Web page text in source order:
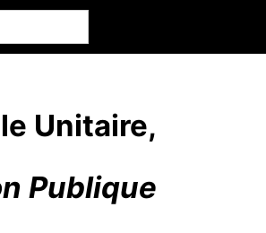
Unitaire,
Publique